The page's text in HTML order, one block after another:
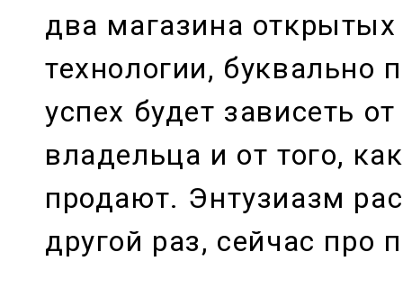
два магазина
технологии, буквально
успех будет зависеть
владельца и от того,
продают. Энтузиазм
другой раз, сейчас про